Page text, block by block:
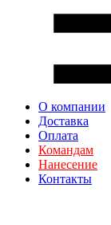
О компании
Доставка
Оплата
Командам
Нанесение
Контакты